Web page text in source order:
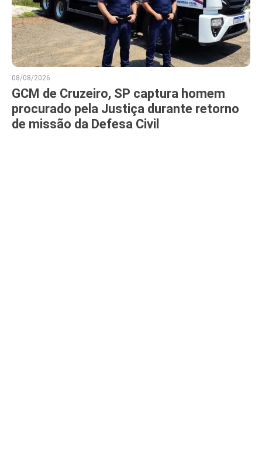
08/08/2026
GCM de Cruzeiro, SP captura homem
procurado pela Justiça durante retorno
de missão da Defesa Civil